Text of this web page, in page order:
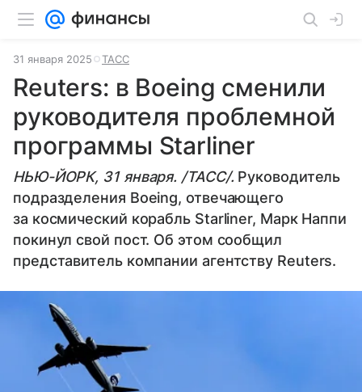
31 января 2025 ТАСС
Reuters: в Boeing сменили
руководителя проблемной
программы Starliner
НЬЮ-ЙОРК, 31 января. /ТАСС/. Руководитель
подразделения Boeing, отвечающего
за космический корабль Starliner, Марк Наппи
покинул свой пост. Об этом сообщил
представитель компании агентству Reuters.